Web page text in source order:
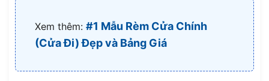
Xem thêm: #1 Mẫu Rèm Cửa Chính
(Cửa Đi) Đẹp và Bảng Giá